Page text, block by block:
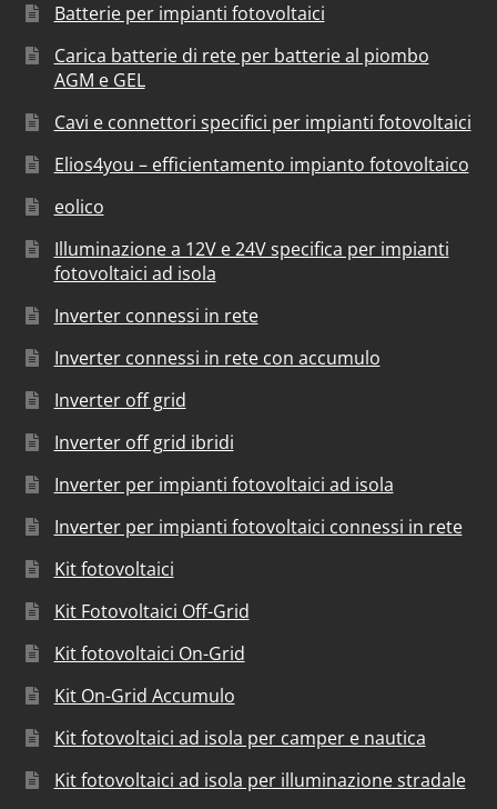
Batterie per impianti fotovoltaici
Carica batterie di rete per batterie al piombo
AGM e GEL
Cavi e connettori specifici per impianti fotovoltaici
Elios4you – efficientamento impianto fotovoltaico
eolico
Illuminazione a 12V e 24V specifica per impianti
fotovoltaici ad isola
Inverter connessi in rete
Inverter connessi in rete con accumulo
Inverter off grid
Inverter off grid ibridi
Inverter per impianti fotovoltaici ad isola
Inverter per impianti fotovoltaici connessi in rete
Kit fotovoltaici
Kit Fotovoltaici Off-Grid
Kit fotovoltaici On-Grid
Kit On-Grid Accumulo
Kit fotovoltaici ad isola per camper e nautica
Kit fotovoltaici ad isola per illuminazione stradale